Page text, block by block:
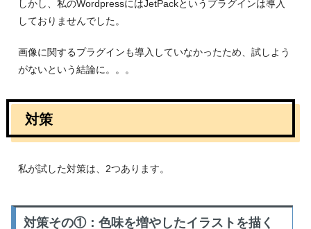
しかし、私のWordpressにはJetPackというプラグインは導入
しておりませんでした。
画像に関するプラグインも導入していなかったため、試しよう
がないという結論に。。。
対策
私が試した対策は、2つあります。
対策その①：色味を増やしたイラストを描く